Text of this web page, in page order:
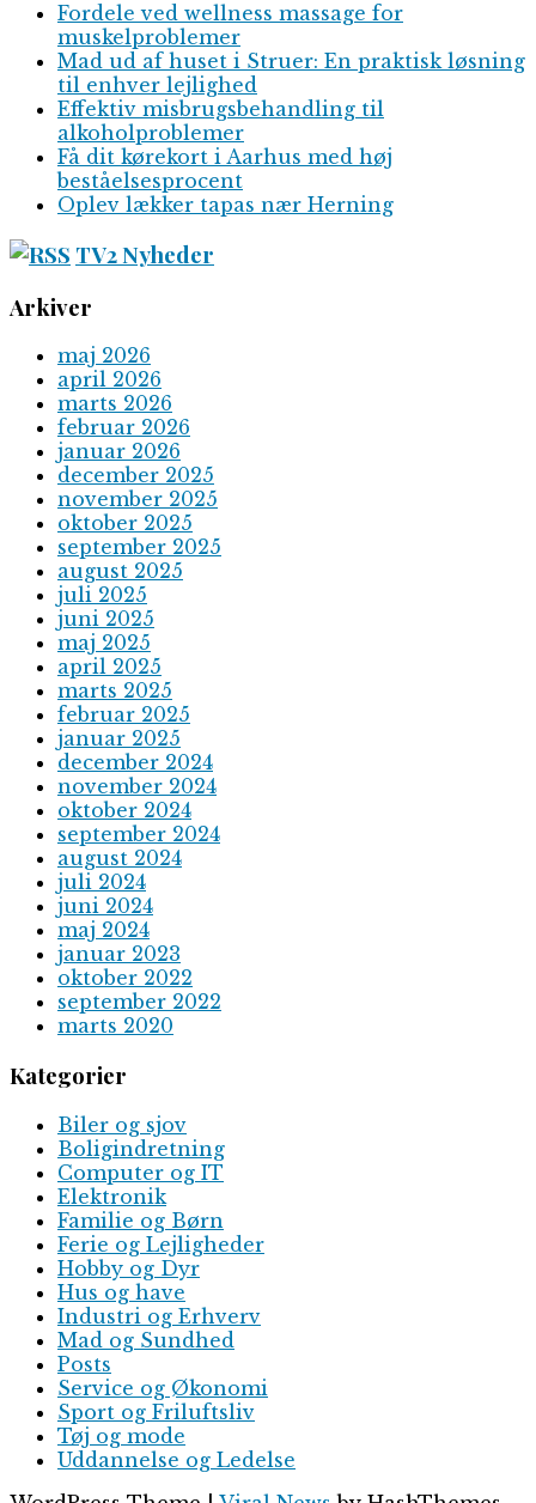
Fordele ved wellness massage for
muskelproblemer
Mad ud af huset i Struer: En praktisk løsning
til enhver lejlighed
Effektiv misbrugsbehandling til
alkoholproblemer
Få dit kørekort i Aarhus med høj
beståelsesprocent
Oplev lækker tapas nær Herning
TV2 Nyheder
Arkiver
maj 2026
april 2026
marts 2026
februar 2026
januar 2026
december 2025
november 2025
oktober 2025
september 2025
august 2025
juli 2025
juni 2025
maj 2025
april 2025
marts 2025
februar 2025
januar 2025
december 2024
november 2024
oktober 2024
september 2024
august 2024
juli 2024
juni 2024
maj 2024
januar 2023
oktober 2022
september 2022
marts 2020
Kategorier
Biler og sjov
Boligindretning
Computer og IT
Elektronik
Familie og Børn
Ferie og Lejligheder
Hobby og Dyr
Hus og have
Industri og Erhverv
Mad og Sundhed
Posts
Service og Økonomi
Sport og Friluftsliv
Tøj og mode
Uddannelse og Ledelse